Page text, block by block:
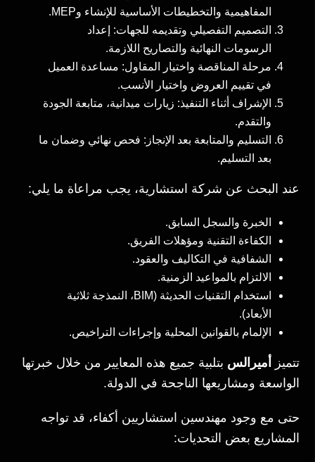
المفاهيمية والتخطيطات الأساسية للإنشاء وMEP.
التصميم التفصيلي وتقديمه للجهات: إعداد
الرسومات النهائية والتصاريح اللازمة.
مرحلة المناقصة واختيار المقاول: مساعدة العميل
في تقييم العروض واختيار الأنسب.
الإشراف أثناء التنفيذ: زيارات ميدانية، متابعة الجودة
والتقدم.
التسليم والمتابعة بعد الإنجاز: فحص نهائي وضمان ما
بعد التسليم.
عند البحث عن شركة استشارية، يجب مراعاة ما يلي:
الخبرة والسجل السابق.
الكفاءة التقنية ومؤهلات الفريق.
الشفافية في التكاليف والعقود.
الالتزام بالمواعيد الزمنية.
استخدام التقنيات الحديثة (BIM، النمذجة ثلاثية
الأبعاد).
الإلمام بالقوانين المحلية وإجراءات التراخيص.
تتميز أميرالس بتلبية جميع هذه المعايير من خلال خبرتها
الواسعة ومشاريعها الناجحة في الدولة.
حتى مع وجود مهندسين استشاريين أكفاء، قد تواجه
المشاريع بعض التحديات: